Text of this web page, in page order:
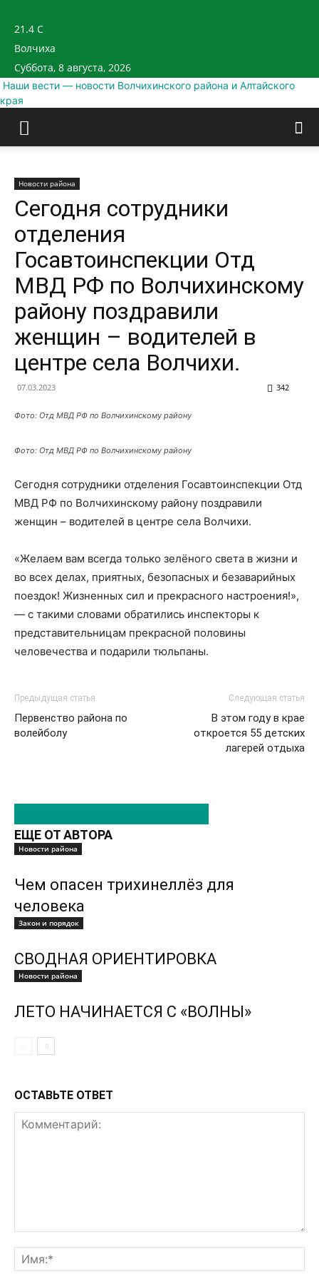
21.4 C
Волчиха
Суббота, 8 августа, 2026
Наши вести — новости Волчихинского района и Алтайского
края
Новости района
Сегодня сотрудники
отделения
Госавтоинспекции Отд
МВД РФ по Волчихинскому
району поздравили
женщин – водителей в
центре села Волчихи.
07.03.2023 342
Фото: Отд МВД РФ по Волчихинскому району
Фото: Отд МВД РФ по Волчихинскому району
Сегодня сотрудники отделения Госавтоинспекции Отд
МВД РФ по Волчихинскому району поздравили
женщин – водителей в центре села Волчихи.
«Желаем вам всегда только зелёного света в жизни и
во всех делах, приятных, безопасных и безаварийных
поездок! Жизненных сил и прекрасного настроения!»,
— с такими словами обратились инспекторы к
представительницам прекрасной половины
человечества и подарили тюльпаны.
Предыдущая статья
Первенство района по
волейболу
Следующая статья
В этом году в крае
откроется 55 детских
лагерей отдыха
ЕЩЕ ОТ АВТОРА
Новости района
Чем опасен трихинеллёз для
человека
Закон и порядок
СВОДНАЯ ОРИЕНТИРОВКА
Новости района
ЛЕТО НАЧИНАЕТСЯ С «ВОЛНЫ»
ОСТАВЬТЕ ОТВЕТ